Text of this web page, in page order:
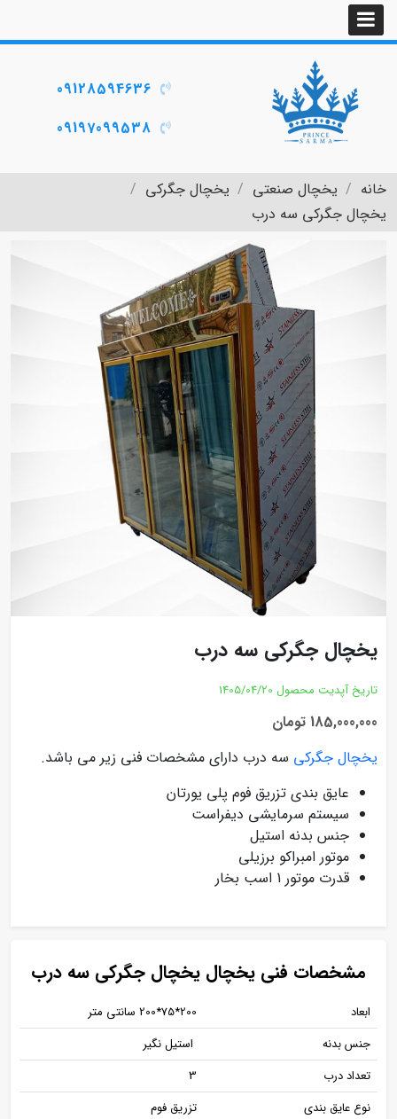
09128594636
09197099538
خانه یخچال صنعتی
یخچال جگرکی
یخچال جگرکی سه درب
یخچال جگرکی سه درب
تاریخ آپدیت محصول 1405/04/20
185,000,000 تومان
یخچال جگرکی سه درب دارای مشخصات فنی زیر می باشد.
عایق بندی تزریق فوم پلی یورتان
سیستم سرمایشی دیفراست
جنس بدنه استیل
موتور امبراکو برزیلی
قدرت موتور 1 اسب بخار
مشخصات فنی یخچال یخچال جگرکی سه درب
ابعاد
200*75*200 سانتی متر
جنس بدنه
استیل نگیر
تعداد درب
3
نوع عایق بندی
تزریق فوم